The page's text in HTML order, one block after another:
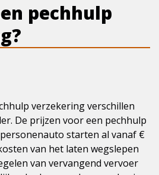
pechhulp
verzekering verschillen
De prijzen voor een pechhulp
starten al vanaf €
van het laten wegslepen
van vervangend vervoer